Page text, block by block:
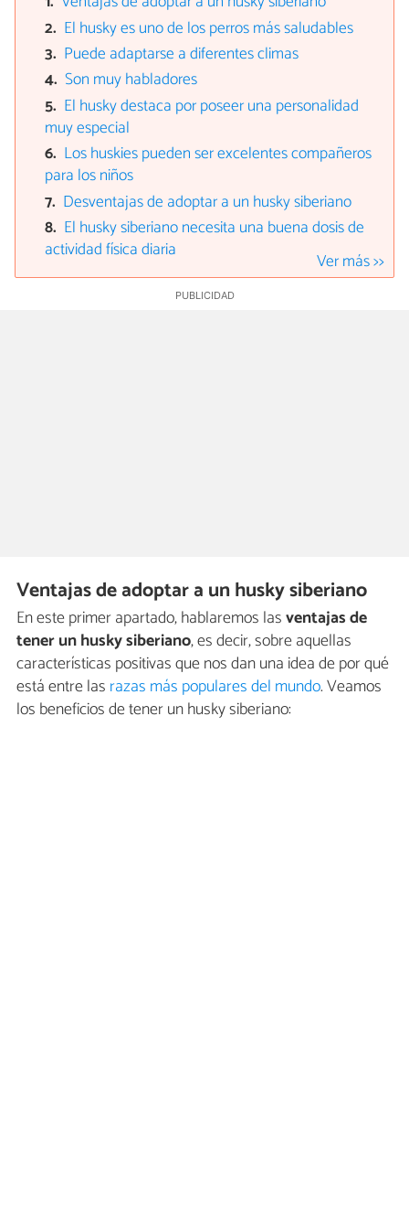
El husky es uno de los perros más saludables
Puede adaptarse a diferentes climas
Son muy habladores
El husky destaca por poseer una personalidad
muy especial
Los huskies pueden ser excelentes compañeros
para los niños
Desventajas de adoptar a un husky siberiano
El husky siberiano necesita una buena dosis de
actividad física diaria
Ver más >>
Ventajas de adoptar a un husky siberiano
En este primer apartado, hablaremos lasventajas de
tener un husky siberiano, es decir, sobre aquellas
características positivas que nos dan una idea de por qué
está entre las razas más populares del mundo. Veamos
los beneficios de tener un husky siberiano: